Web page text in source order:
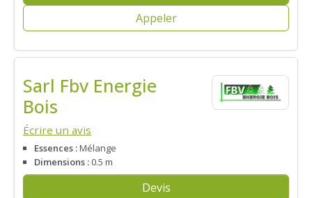
Appeler
Sarl Fbv Energie
Bois
Écrire un avis
Essences :Mélange
Dimensions : 0.5 m
Devis